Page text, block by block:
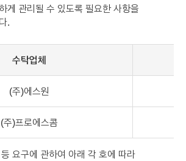
게 관리될 수 있도록 필요한 사항을
.
수탁업체
(주)에스원
(주)프로에스콤
요구에 관하여 아래 각 호에 따라